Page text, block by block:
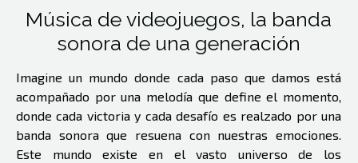
Música de videojuegos, la banda
sonora de una generación
Imagine un mundo donde cada paso que damos está
acompañado por una melodía que define el momento,
donde cada victoria y cada desafío es realzado por una
banda sonora que resuena con nuestras emociones.
Este mundo existe en el vasto universo de los